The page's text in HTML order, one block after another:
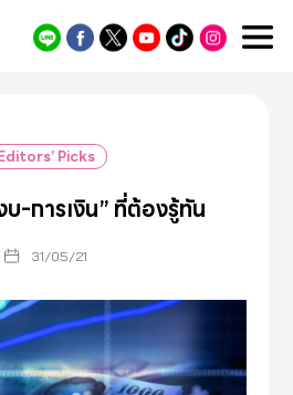
Picks
บ-การเงิน” ที่ต้องรู้ทัน
31/05/21